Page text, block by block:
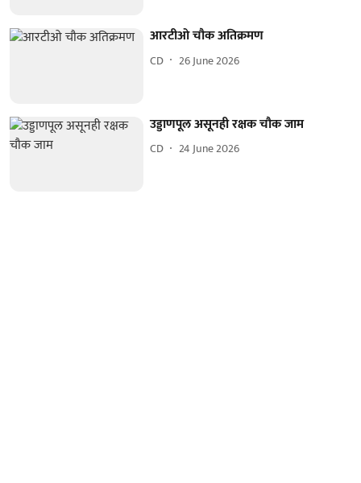
आरटीओ चौक अतिक्रमण
CD 26 June 2026
उड्डाणपूल असूनही रक्षक चौक जाम
CD 24 June 2026